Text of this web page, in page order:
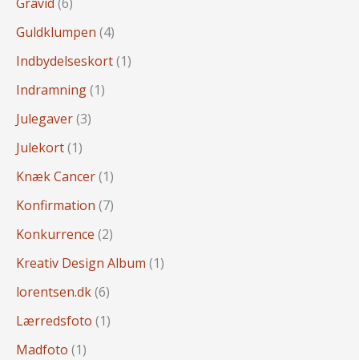
Guldklumpen (4)
Indbydelseskort(1)
Indramning(1)
Julegaver(3)
Julekort(1)
Knæk Cancer(1)
Konfirmation (7)
Konkurrence (2)
Kreativ Design Album (1)
lorentsen.dk(6)
Lærredsfoto (1)
Madfoto (1)